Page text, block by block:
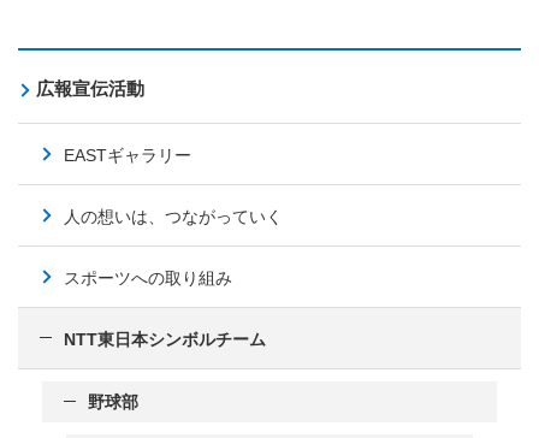
広報宣伝活動
EASTギャラリー
人の想いは、つながっていく
スポーツへの取り組み
NTT東日本シンボルチーム
野球部